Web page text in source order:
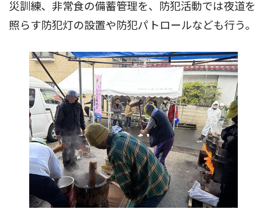
災訓練、非常食の備蓄管理を、防犯活動では夜道を
照らす防犯灯の設置や防犯パトロールなども行う。